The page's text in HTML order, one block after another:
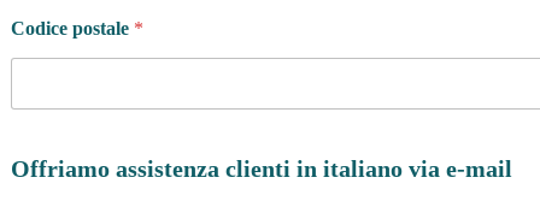
Codice postale *
Offriamo assistenza clienti in italiano via e-mail